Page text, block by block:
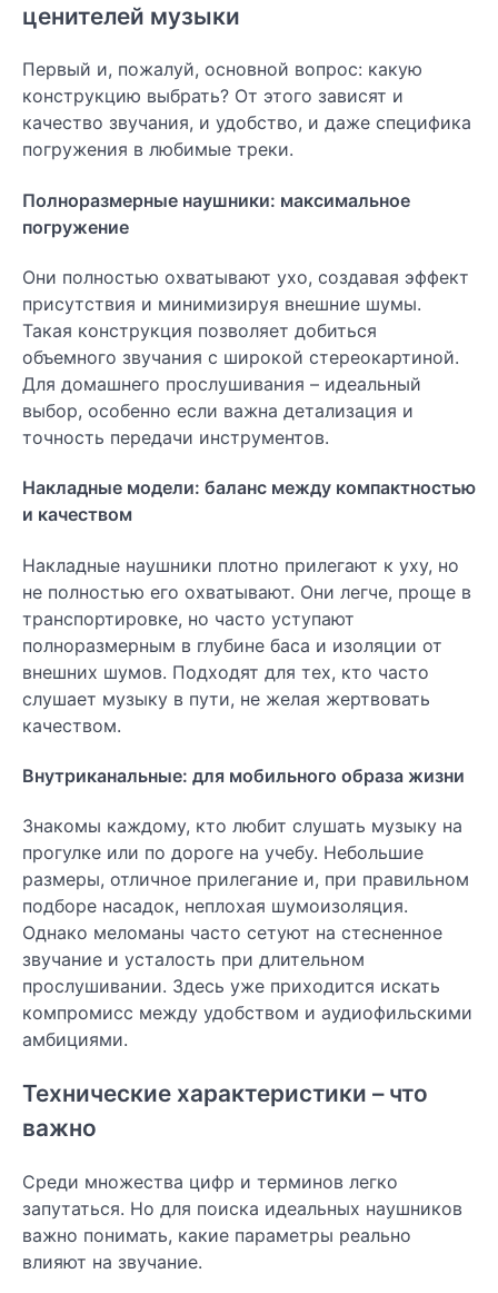
ценителей музыки
Первый и, пожалуй, основной вопрос: какую
конструкцию выбрать? От этого зависят и
качество звучания, и удобство, и даже специфика
погружения в любимые треки.
Полноразмерные наушники: максимальное
погружение
Они полностью охватывают ухо, создавая эффект
присутствия и минимизируя внешние шумы.
Такая конструкция позволяет добиться
объемного звучания с широкой стереокартиной.
Для домашнего прослушивания – идеальный
выбор, особенно если важна детализация и
точность передачи инструментов.
Накладные модели: баланс между компактностью
и качеством
Накладные наушники плотно прилегают к уху, но
не полностью его охватывают. Они легче, проще в
транспортировке, но часто уступают
полноразмерным в глубине баса и изоляции от
внешних шумов. Подходят для тех, кто часто
слушает музыку в пути, не желая жертвовать
качеством.
Внутриканальные: для мобильного образа жизни
Знакомы каждому, кто любит слушать музыку на
прогулке или по дороге на учебу. Небольшие
размеры, отличное прилегание и, при правильном
подборе насадок, неплохая шумоизоляция.
Однако меломаны часто сетуют на стесненное
звучание и усталость при длительном
прослушивании. Здесь уже приходится искать
компромисс между удобством и аудиофильскими
амбициями.
Технические характеристики – что
важно
Среди множества цифр и терминов легко
запутаться. Но для поиска идеальных наушников
важно понимать, какие параметры реально
влияют на звучание.